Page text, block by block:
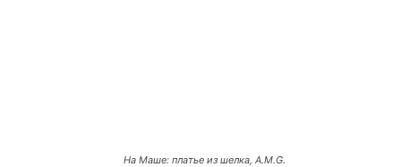
На Маше: платье из шелка, A.M.G.